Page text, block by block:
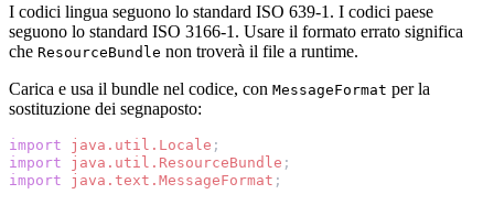
I codici lingua seguono lo standard ISO 639-1. I codici paese
seguono lo standard ISO 3166-1. Usare il formato errato significa
che ResourceBundle non troverà il file a runtime.
Carica e usa il bundle nel codice, con MessageFormat per la
sostituzione dei segnaposto:
import java.util.Locale ;
import
java.util.ResourceBundle ;
import
java.text.MessageFormat ;